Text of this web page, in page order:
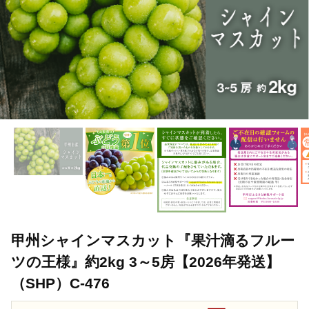
甲州シャインマスカット『果汁滴るフルー
ツの王様』約2kg 3～5房【2026年発送】
（SHP）C-476